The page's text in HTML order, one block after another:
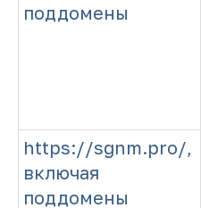
поддомены
https://sgnm.pro/,
включая
поддомены